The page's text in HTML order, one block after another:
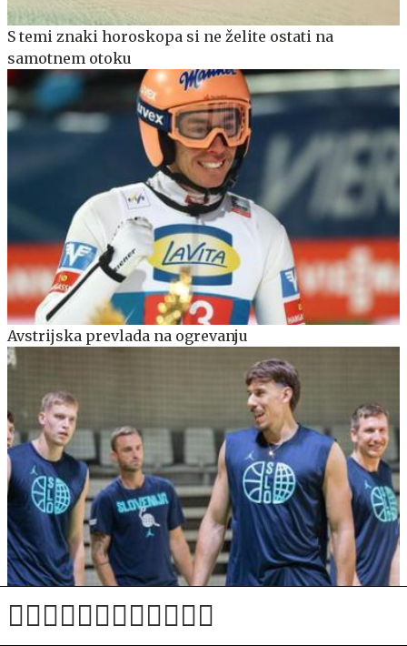
S temi znaki horoskopa si ne želite ostati na
samotnem otoku
Avstrijska prevlada na ogrevanju